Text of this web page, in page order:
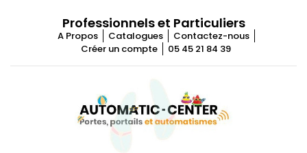
Professionnels et Particuliers
A Propos Catalogues
Contactez-nous
Créer un compte
05 45 21 84 39